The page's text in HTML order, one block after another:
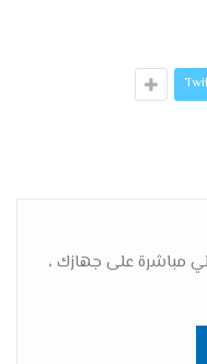
مباشرة على جهازك ،